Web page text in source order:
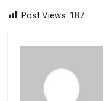
Post Views: 187